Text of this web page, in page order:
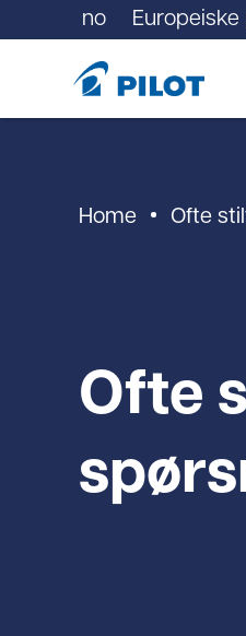
no
Home Ofte
Ofte